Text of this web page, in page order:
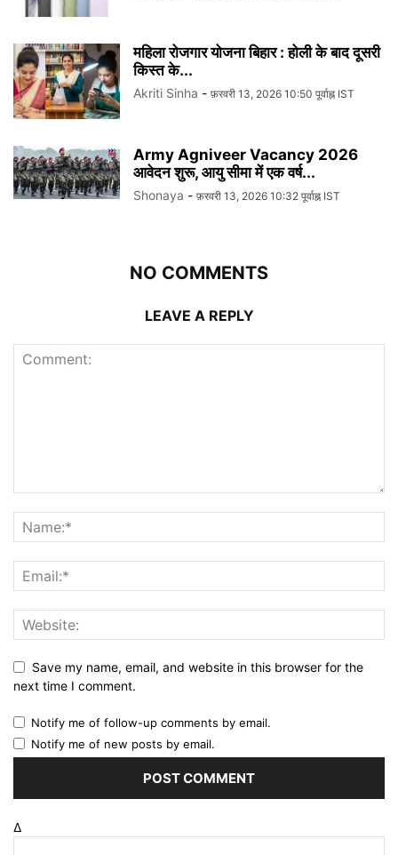
महिला रोजगार योजना बिहार : होली के बाद दूसरी
किस्त के...
Akriti Sinha - फ़रवरी 13, 2026 10:50 पूर्वाह्न IST
Army Agniveer Vacancy 2026
आवेदन शुरू, आयु सीमा में एक वर्ष...
Shonaya - फ़रवरी 13, 2026 10:32 पूर्वाह्न IST
NO COMMENTS
LEAVE A REPLY
Save my name, email, and website in this browser for the
next time I comment.
Notify me of follow-up comments by email.
Notify me of new posts by email.
Δ